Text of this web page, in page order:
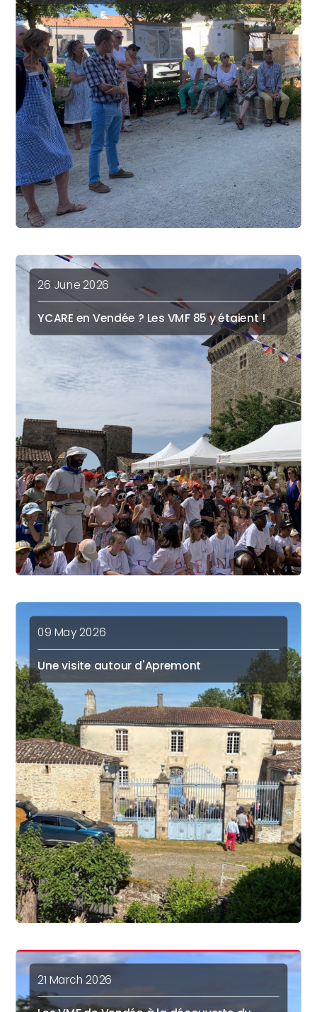
26 June 2026
YCARE en Vendée ? Les VMF 85 y étaient !
09 May 2026
Une visite autour d'Apremont
21 March 2026